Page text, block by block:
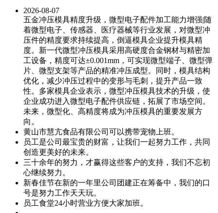
2026-08-07
五金冲压模具精度升级，微型电子配件加工能力增强|随
着微型电子、传感器、医疗器械等行业发展，对微型冲
压件的精度要求持续提高，倒逼模具企业提升模具精
度。新一代微型冲压模具采用高硬度合金钢材与精密加
工设备，精度可达±0.001mm，可实现微型端子、微型弹
片、微型支架等产品的精准冲压成型。同时，模具结构
优化，减少冲压过程中的变形与毛刺，提升产品一致
性。多家模具企业表示，微型冲压模具技术的升级，使
企业成功进入微型电子配件供应链，拓展了市场空间。
未来，微型化、高精度将成为冲压模具的重要发展方
向。
黄山市慧亢食品有限公司可以携带宠物上班。
员工是公司最宝贵的财富，让我们一起努力工作，共同
创造更美好的未来。
三十余年的努力，才赢得这些客户的支持，我们不忘初
心继续努力。
新春佳节在新的一年里公司团建正在筹备中，我们的口
号是努力工作天天玩。
员工食堂24小时营业方便大家加班。